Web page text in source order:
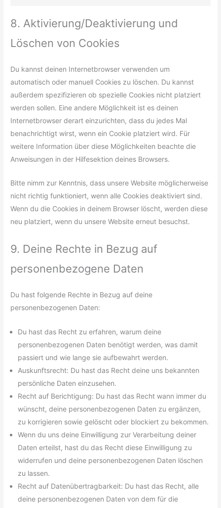
8. Aktivierung/Deaktivierung und
Löschen von Cookies
Du kannst deinen Internetbrowser verwenden um
automatisch oder manuell Cookies zu löschen. Du kannst
außerdem spezifizieren ob spezielle Cookies nicht platziert
werden sollen. Eine andere Möglichkeit ist es deinen
Internetbrowser derart einzurichten, dass du jedes Mal
benachrichtigt wirst, wenn ein Cookie platziert wird. Für
weitere Information über diese Möglichkeiten beachte die
Anweisungen in der Hilfesektion deines Browsers.
Bitte nimm zur Kenntnis, dass unsere Website möglicherweise
nicht richtig funktioniert, wenn alle Cookies deaktiviert sind.
Wenn du die Cookies in deinem Browser löscht, werden diese
neu platziert, wenn du unsere Website erneut besuchst.
9. Deine Rechte in Bezug auf
personenbezogene Daten
Du hast folgende Rechte in Bezug auf deine
personenbezogenen Daten:
Du hast das Recht zu erfahren, warum deine
personenbezogenen Daten benötigt werden, was damit
passiert und wie lange sie aufbewahrt werden.
Auskunftsrecht: Du hast das Recht deine uns bekannten
persönliche Daten einzusehen.
Recht auf Berichtigung: Du hast das Recht wann immer du
wünscht, deine personenbezogenen Daten zu ergänzen,
zu korrigieren sowie gelöscht oder blockiert zu bekommen.
Wenn du uns deine Einwilligung zur Verarbeitung deiner
Daten erteilst, hast du das Recht diese Einwilligung zu
widerrufen und deine personenbezogenen Daten löschen
zu lassen.
Recht auf Datenübertragbarkeit: Du hast das Recht, alle
deine personenbezogenen Daten von dem für die